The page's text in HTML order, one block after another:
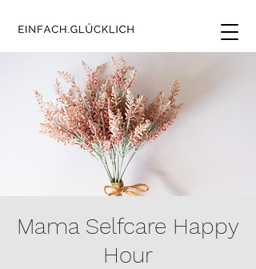
Mama Selfcare Happy
Hour